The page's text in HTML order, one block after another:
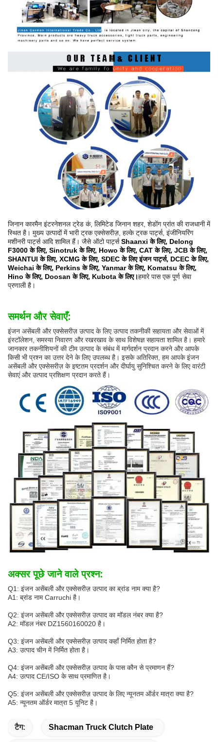
जिनान कारमैन इंटरनेशनल ट्रेड कं, लिमिटेड जिनान शहर, शेडोंग प्रांत की राजधानी में
स्थित है। मुख्य उत्पादों में भारी ट्रक एक्सेसरीज़, हल्के ट्रक पार्ट्स, इंजीनियरिंग
मशीनरी पार्ट्स आदि शामिल हैं। जैसे ऑटो पार्ट्स Shaanxi के लिए, Delong
F3000 के लिए, Sinotruk के लिए, Howo के लिए, CAT के लिए, JCB के लिए,
SHANTUI के लिए, XCMG के लिए, SDEC के लिए इंजन पार्ट्स, DCEC के लिए,
Weichai के लिए, Perkins के लिए, Yanmar के लिए, Komatsu के लिए,
Hino के लिए, Doosan के लिए, Kubota के लिए।हमारे पास एक पूर्ण सेवा
प्रणाली है।
समर्थन और सेवाएँ:
इंजन असेंबली और एक्सेसरीज़ उत्पाद के लिए उत्पाद तकनीकी सहायता और सेवाओं में
इंस्टॉलेशन, समस्या निवारण और रखरखाव के साथ विशेषज्ञ सहायता शामिल है। हमारे
जानकार तकनीशियनों की टीम उत्पाद के संबंध में मार्गदर्शन प्रदान करने और आपके
किसी भी प्रश्न का उत्तर देने के लिए उपलब्ध है। इसके अतिरिक्त, हम आपके इंजन
असेंबली और एक्सेसरीज़ के इष्टतम प्रदर्शन और दीर्घायु सुनिश्चित करने के लिए वारंटी
सेवाएं और उत्पाद प्रशिक्षण प्रदान करते हैं।
अक्सर पूछे जाने वाले प्रश्न:
Q1: इंजन असेंबली और एक्सेसरीज़ उत्पाद का ब्रांड नाम क्या है?
A1: ब्रांड नाम Carruchi है।
Q2: इंजन असेंबली और एक्सेसरीज़ उत्पाद का मॉडल नंबर क्या है?
A2: मॉडल नंबर DZ1560160020 है।
Q3: इंजन असेंबली और एक्सेसरीज़ उत्पाद कहाँ निर्मित होता है?
A3: उत्पाद चीन में निर्मित होता है।
Q4: इंजन असेंबली और एक्सेसरीज़ उत्पाद के पास कौन से प्रमाणन हैं?
A4: उत्पाद CE/ISO के साथ प्रमाणित है।
Q5: इंजन असेंबली और एक्सेसरीज़ उत्पाद के लिए न्यूनतम ऑर्डर मात्रा क्या है?
A5: न्यूनतम ऑर्डर मात्रा 5 यूनिट है।
टैग: Shacman Truck Clutch Plate